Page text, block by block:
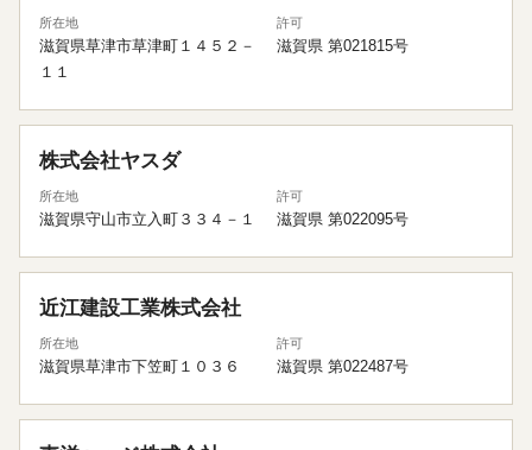
所在地
滋賀県草津市草津町１４５２－
１１
許可
滋賀県 第021815号
株式会社ヤスダ
所在地
滋賀県守山市立入町３３４－１
許可
滋賀県 第022095号
近江建設工業株式会社
所在地
滋賀県草津市下笠町１０３６
許可
滋賀県 第022487号